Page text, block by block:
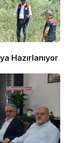
Hazırlanıyor